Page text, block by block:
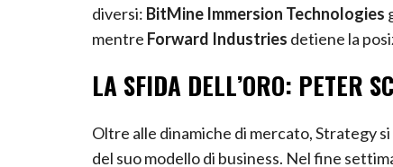
diversi: BitMine Immersion Technologies
mentre Forward Industries detiene la
LA SFIDA DELL’ORO: PETER
Oltre alle dinamiche di mercato, Strategy
del suo modello di business. Nel fine